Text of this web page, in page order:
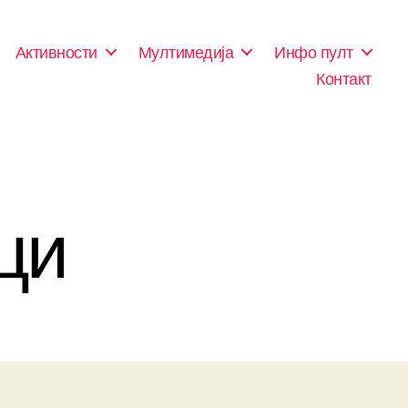
Активности Мултимедија
Инфо пулт
Контакт